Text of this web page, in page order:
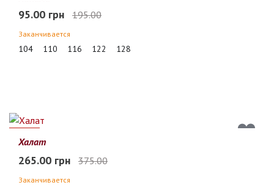
95.00 грн 195.00
Заканчивается
104 110 116 122 128
29%
Халат
265.00 грн 375.00
Заканчивается